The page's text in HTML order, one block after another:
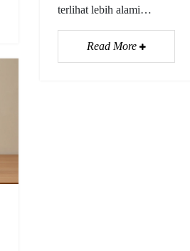
terlihat lebih alami…
Read More